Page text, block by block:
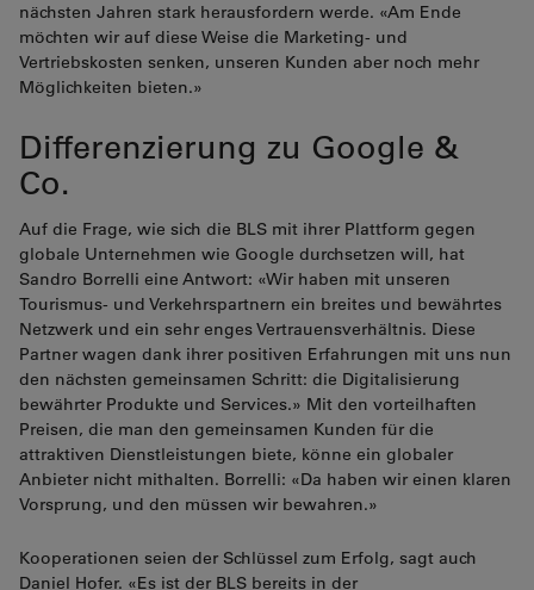
nächsten Jahren stark herausfordern werde. «Am Ende
möchten wir auf diese Weise die Marketing- und
Vertriebskosten senken, unseren Kunden aber noch mehr
Möglichkeiten bieten.»
Differenzierung zu Google &
Co.
Auf die Frage, wie sich die BLS mit ihrer Plattform gegen
globale Unternehmen wie Google durchsetzen will, hat
Sandro Borrelli eine Antwort: «Wir haben mit unseren
Tourismus- und Verkehrspartnern ein breites und bewährtes
Netzwerk und ein sehr enges Vertrauensverhältnis. Diese
Partner wagen dank ihrer positiven Erfahrungen mit uns nun
den nächsten gemeinsamen Schritt: die Digitalisierung
bewährter Produkte und Services.» Mit den vorteilhaften
Preisen, die man den gemeinsamen Kunden für die
attraktiven Dienstleistungen biete, könne ein globaler
Anbieter nicht mithalten. Borrelli: «Da haben wir einen klaren
Vorsprung, und den müssen wir bewahren.»
Kooperationen seien der Schlüssel zum Erfolg, sagt auch
Daniel Hofer. «Es ist der BLS bereits in der